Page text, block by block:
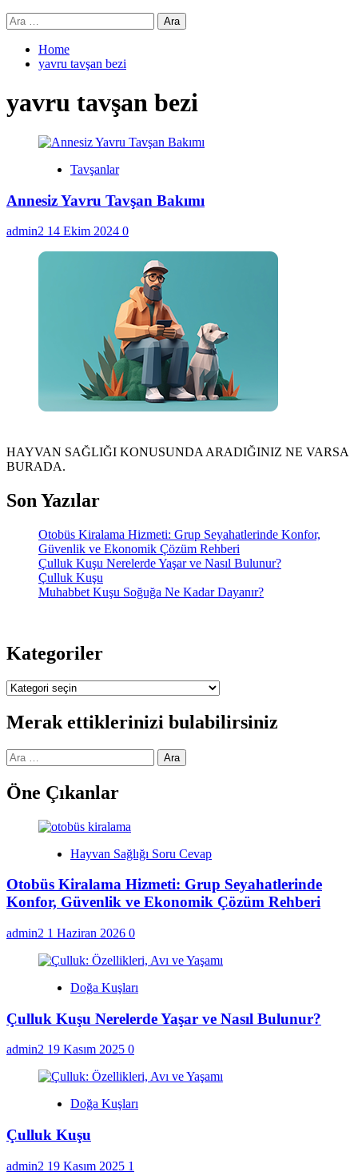
Arama:
Home
yavru tavşan bezi
yavru tavşan bezi
Tavşanlar
Annesiz Yavru Tavşan Bakımı
admin2 14 Ekim 2024 0
HAYVAN SAĞLIĞI KONUSUNDA ARADIĞINIZ NE VARSA
BURADA.
Son Yazılar
Otobüs Kiralama Hizmeti: Grup Seyahatlerinde Konfor,
Güvenlik ve Ekonomik Çözüm Rehberi
Çulluk Kuşu Nerelerde Yaşar ve Nasıl Bulunur?
Çulluk Kuşu
Muhabbet Kuşu Soğuğa Ne Kadar Dayanır?
Kategoriler
Kategoriler
Merak ettiklerinizi bulabilirsiniz
Arama:
Öne Çıkanlar
Hayvan Sağlığı Soru Cevap
Otobüs Kiralama Hizmeti: Grup Seyahatlerinde
Konfor, Güvenlik ve Ekonomik Çözüm Rehberi
admin2 1 Haziran 2026 0
Doğa Kuşları
Çulluk Kuşu Nerelerde Yaşar ve Nasıl Bulunur?
admin2 19 Kasım 2025 0
Doğa Kuşları
Çulluk Kuşu
admin2 19 Kasım 2025 1